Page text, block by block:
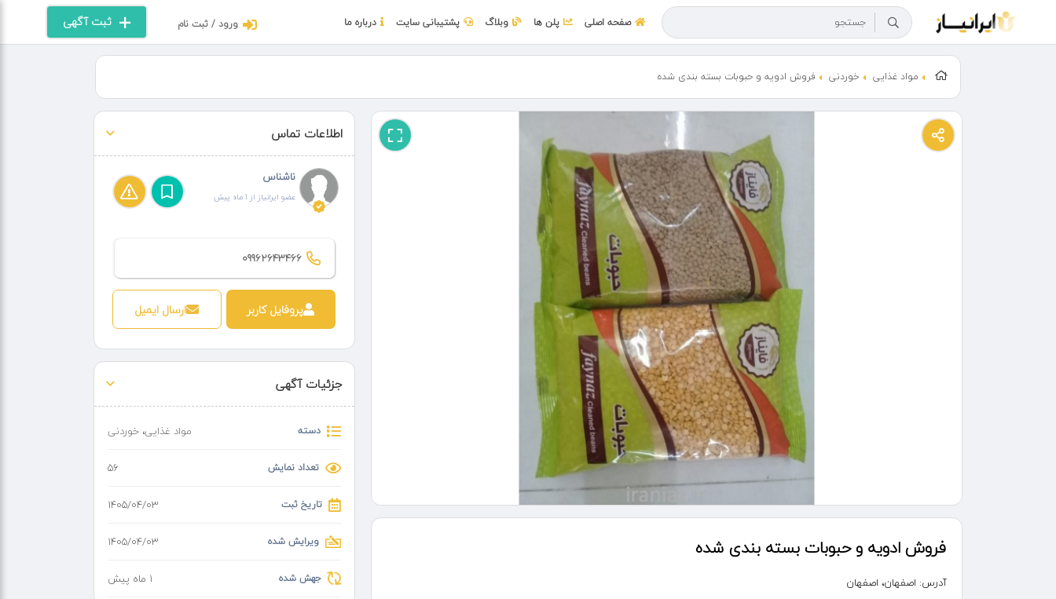
ثبت آگهی ورود / ثبت نام صفحه اصلی پلن ها وبلاگ پشتیبانی سایت درباره ما
مواد غذایی خوردنی فروش ادویه و حبوبات بسته بندی شده
فروش ادویه و حبوبات بسته بندی شده
آدرس: اصفهان، اصفهان
اطلاعات تماس
ناشناس
عضو ایرانیاز از 1 ماه پیش
09962643466
پروفایل کاربر ارسال ایمیل
جزئیات آگهی
دسته مواد غذایی،خوردنی
تعداد نمایش 56
تاریخ ثبت ۱۴۰۵/۰۴/۰۳
ویرایش شده ۱۴۰۵/۰۴/۰۳
جهش شده 1 ماه پیش